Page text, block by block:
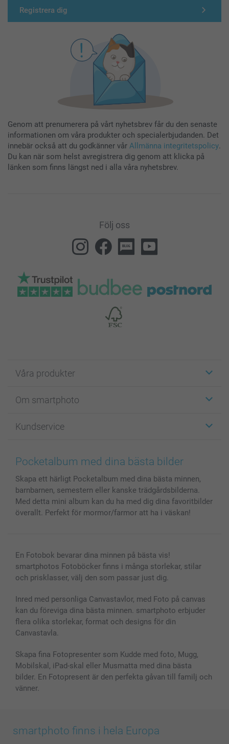
Registrera dig
Genom att prenumerera på vårt nyhetsbrev får du den senaste
informationen om våra produkter och specialerbjudanden. Det
innebär också att du godkänner vår Allmänna integritetspolicy.
Du kan när som helst avregistrera dig genom att klicka på
länken som finns längst ned i alla våra nyhetsbrev.
Följ oss
Våra produkter
Fotokort
Fotoböcker
Bilder, Fotoförstoring & Fotohäften
MyNameBook
Fotoalmanackor & Fotoagenda
Fotoramar & Tillbehör
Om smartphoto
För affiliates
Cookie Policy
Villkor och garantier
Investor Relations
Kundservice
smartgaranti
Priser & betalning
Status på beställningar
Pocketalbum med dina bästa bilder
Skapa ett härligt Pocketalbum med dina bästa minnen,
barnbarnen, semestern eller kanske trädgårdsbilderna.
Med detta mini album kan du ha med dig dina favoritbilder
överallt. Perfekt för mormor/farmor att ha i väskan!
En Fotobok bevarar dina minnen på bästa vis!
smartphotos Fotoböcker finns i många storlekar, stilar
och prisklasser, välj den som passar just dig.
Inred med personliga Canvastavlor, med Foto på canvas
kan du föreviga dina bästa minnen. smartphoto erbjuder
flera olika storlekar, format och designs för din
Canvastavla.
Skapa fina Fotopresenter som Kudde med foto, Mugg,
Mobilskal, iPad-skal eller Musmatta med dina bästa
bilder. En Fotopresent är den perfekta gåvan till familj och
vänner.
smartphoto finns i hela Europa